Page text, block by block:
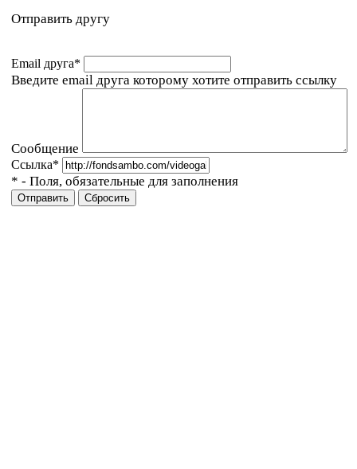
Отправить другу
Email друга*
Введите email друга которому хотите отправить ссылку
Сообщение
Ссылка*
* - Поля, обязательные для заполнения